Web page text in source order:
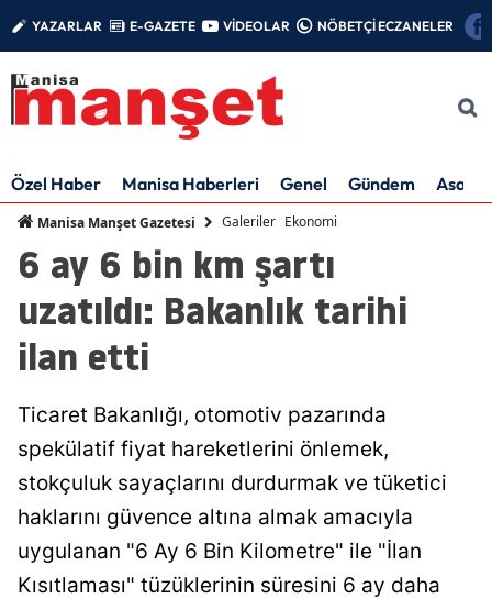
YAZARLAR E-GAZETE VİDEOLAR NÖBETÇİ ECZANELER
Özel Haber Manisa Haberleri Genel Gündem Asayiş
Manisa Manşet Gazetesi Galeriler Ekonomi
6 ay 6 bin km şartı
uzatıldı: Bakanlık tarihi
ilan etti
Ticaret Bakanlığı, otomotiv pazarında
spekülatif fiyat hareketlerini önlemek,
stokçuluk sayaçlarını durdurmak ve tüketici
haklarını güvence altına almak amacıyla
uygulanan "6 Ay 6 Bin Kilometre" ile "İlan
Kısıtlaması" tüzüklerinin süresini 6 ay daha